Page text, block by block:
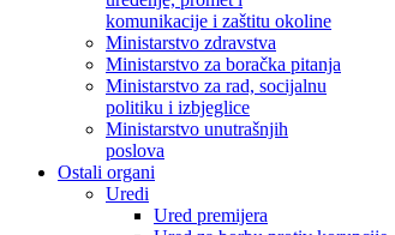
komunikacije i zaštitu okoline
Ministarstvo zdravstva
Ministarstvo za boračka pitanja
Ministarstvo za rad, socijalnu
politiku i izbjeglice
Ministarstvo unutrašnjih
poslova
Ostali organi
Uredi
Ured premijera